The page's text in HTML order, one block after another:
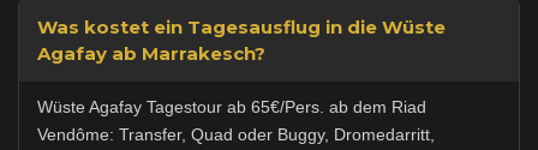
Was kostet ein Tagesausflug in die Wüste
Agafay ab Marrakesch?
Wüste Agafay Tagestour ab 65€/Pers. ab dem Riad
Vendôme: Transfer, Quad oder Buggy, Dromedarritt,